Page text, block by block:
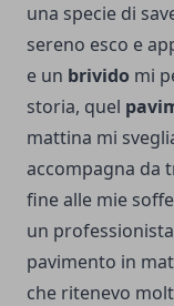
una specie di
sereno esco e
e un brivido mi
storia, quel
mattina mi
accompagna da
fine alle mie
un professionista
pavimento in
che ritenevo